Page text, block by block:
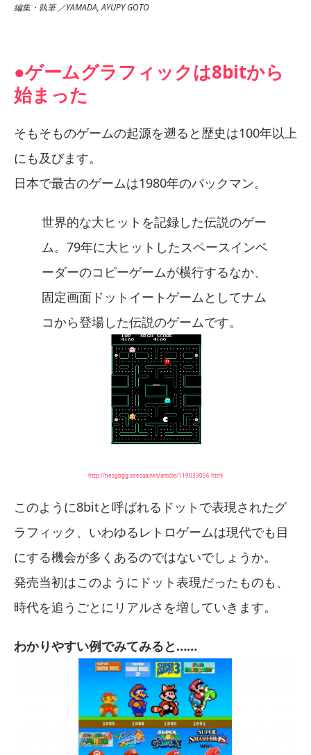
編集・執筆 ／YAMADA, AYUPY GOTO
●ゲームグラフィックは8bitから
始まった
そもそものゲームの起源を遡ると歴史は100年以上
にも及びます。
日本で最古のゲームは1980年のパックマン。
世界的な大ヒットを記録した伝説のゲー
ム。79年に大ヒットしたスペースインベ
ーダーのコピーゲームが横行するなか、
固定画面ドットイートゲームとしてナム
コから登場した伝説のゲームです。
http://nesgbgg.seesaa.net/article/119033056.html
このように8bitと呼ばれるドットで表現されたグ
ラフィック、いわゆるレトロゲームは現代でも目
にする機会が多くあるのではないでしょうか。
発売当初はこのようにドット表現だったものも、
時代を追うごとにリアルさを増していきます。
わかりやすい例でみてみると……